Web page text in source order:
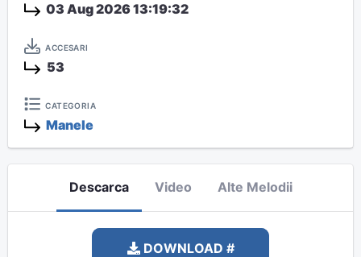
03 Aug 2026 13:19:32
ACCESARI
53
CATEGORIA
Manele
Descarca Video Alte Melodii
DOWNLOAD #